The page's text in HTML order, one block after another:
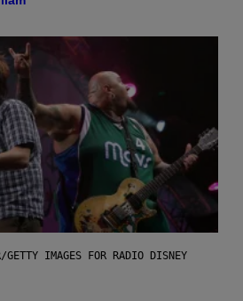
GETTY IMAGES FOR RADIO DISNEY